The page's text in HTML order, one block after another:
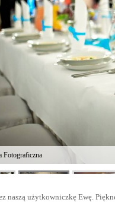
Agencja Fotograficzna
naszą użytkowniczkę Ewę.